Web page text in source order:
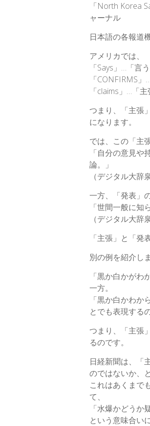
「North Korea
ャーナル
日本語の各報道
アメリカでは、
「Says」…「言
「CONFIRMS
「claims」…「
つまり、「主張
になります。
では、この「主
「自分の意見
論。」
（デジタル大辞泉
一方、「発表」
「世間一般に知
（デジタル大辞泉
「主張」と「発
別の例を紹介しま
「黒か白かがわ
一方。
「黒か白かわか
とでも表現する
つまり、「主張
るのです。
日経新聞は、「
のではないか、
これはあくまで
て、
「水爆かどうか
という意味合い